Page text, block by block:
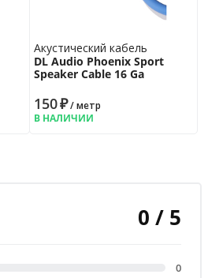
Акустический кабель
DL Audio Phoenix Sport
Speaker Cable 16 Ga
150₽/ метр
В НАЛИЧИИ
0 / 5
0